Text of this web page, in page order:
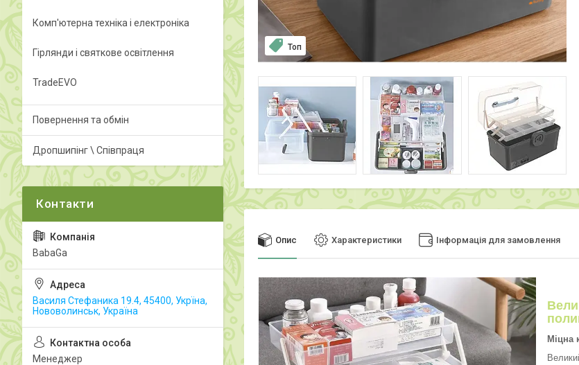
Топ
Опис Характеристики Інформація для замовлення
Міцна
Комп'ютерна техніка і електроніка
Гірлянди і святкове освітлення
TradeEVO
Повернення та обмін
Дропшипінг \ Співпраця
BabaGa
Василя Стефаника 19.4, 45400, Укрїна,
Нововолинськ, Україна
Менеджер